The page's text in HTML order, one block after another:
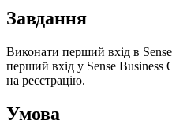
Завдання
Виконати перший вхід в Sense
перший вхід у Sense Business
на реєстрацію.
Умова